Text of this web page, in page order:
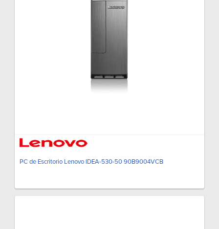
PC de Escritorio Lenovo IDEA-530-50 90B9004VCB